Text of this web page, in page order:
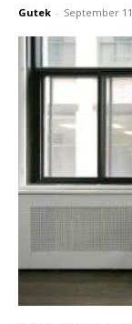
Gutek - September